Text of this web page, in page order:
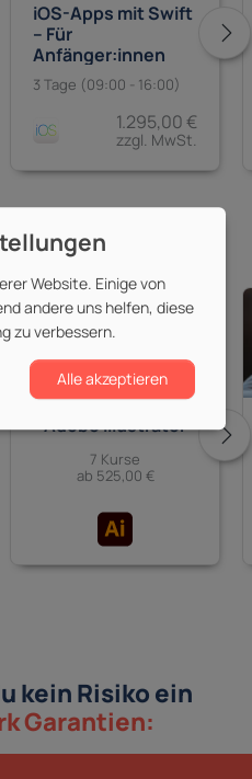
iOS-Apps mit Swift
– Für
Anfänger:innen
3 Tage (09:00 - 16:00)
1.295,00 €
zzgl. MwSt.
Adobe Illustrator
7 Kurse
ab 525,00 €
kein Risiko ein
Garantien:
Website. Einige von
andere uns helfen, diese
zu verbessern.
Alle akzeptieren